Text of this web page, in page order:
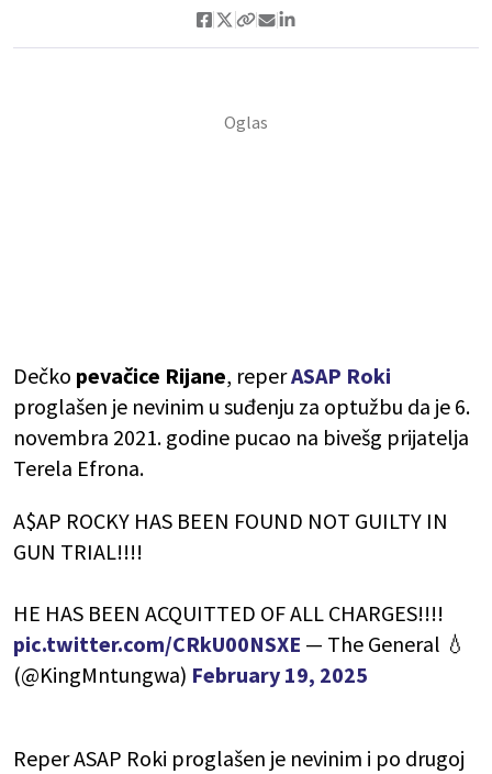
Dečko pevačice Rijane, reperASAP Roki
proglašen je nevinim u suđenju za optužbu da je 6.
novembra 2021. godine pucao na bivešg prijatelja
Terela Efrona.
A$AP ROCKY HAS BEEN FOUND NOT GUILTY IN
GUN TRIAL!!!!
HE HAS BEEN ACQUITTED OF ALL CHARGES!!!!
pic.twitter.com/CRkU00NSXE — The General 💧
(@KingMntungwa) February 19, 2025
Reper ASAP Roki proglašen je nevinim i po drugoj